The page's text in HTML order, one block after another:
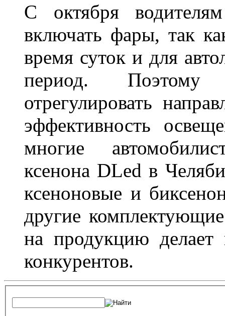
С октября
включать фары, так
время суток и для
период. Поэтому
отрегулировать
эффективность
многие
ксенона DLed в
ксеноновые и
другие
на продукцию
конкурентов.